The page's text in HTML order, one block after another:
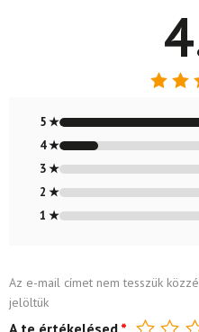
4.87
5 ★
4 ★
3 ★
2 ★
1 ★
Az e-mail címet nem tesszük
jelöltük